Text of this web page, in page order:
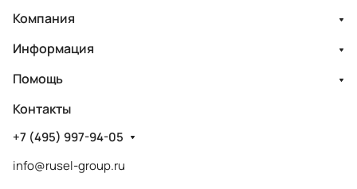
Компания
Информация
Помощь
Контакты
+7 (495) 997-94-05
info@rusel-group.ru